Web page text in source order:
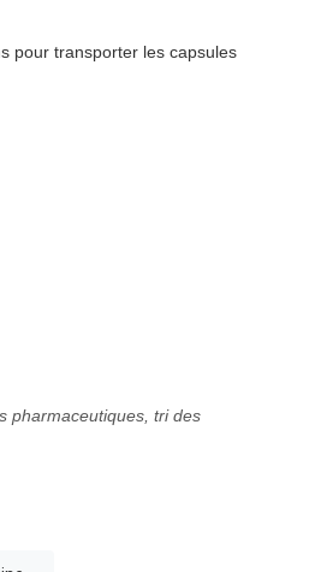
pour transporter les capsules
pharmaceutiques, tri des